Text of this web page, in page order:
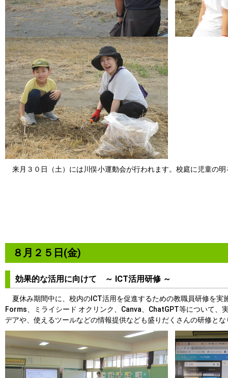
来月３０日（土）には川俣小運動会が行われます。校庭に児童の
８月２５日(金)
効果的な活用に向けて ～ ICT活用研修 ～
夏休み期間中に、校内のICT活用を促進するための教職員研修を
Forms、ミライシード オクリンク、Canva、ChatGPT等について
デアや、使えるツールなどの情報提供なども盛りだくさんの研修と